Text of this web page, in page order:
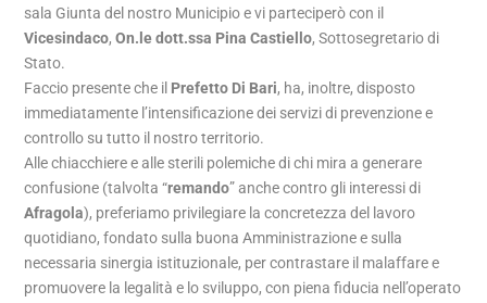
sala Giunta del nostro Municipio e vi parteciperò con il
Vicesindaco,On.le dott.ssa Pina Castiello, Sottosegretario di
Stato.
Faccio presente che il Prefetto Di Bari, ha, inoltre, disposto
immediatamente l’intensificazione dei servizi di prevenzione e
controllo su tutto il nostro territorio.
Alle chiacchiere e alle sterili polemiche di chi mira a generare
confusione (talvolta “remando” anche contro gli interessi di
Afragola), preferiamo privilegiare la concretezza del lavoro
quotidiano, fondato sulla buona Amministrazione e sulla
necessaria sinergia istituzionale, per contrastare il malaffare e
promuovere la legalità e lo sviluppo, con piena fiducia nell’operato